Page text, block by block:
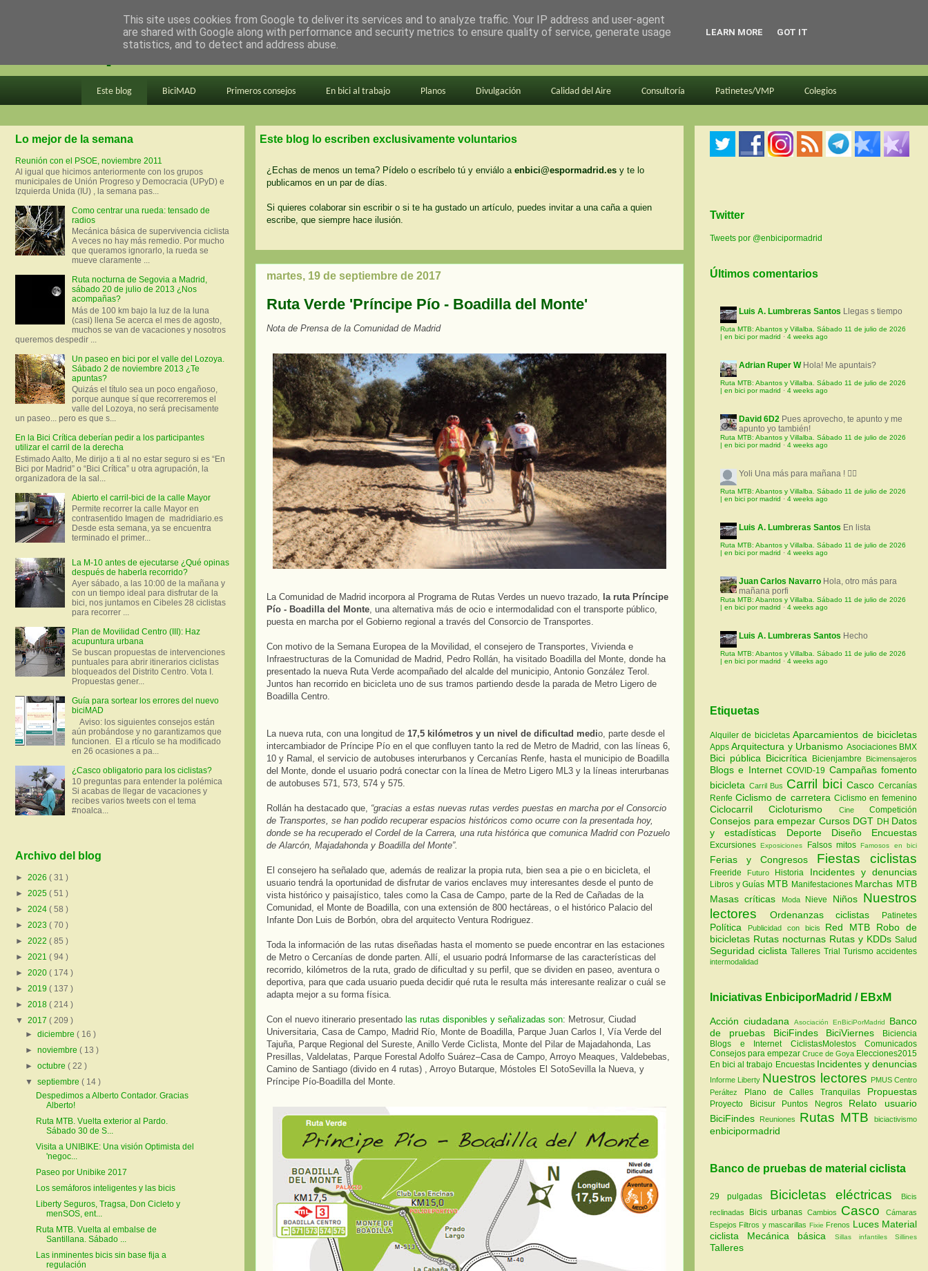
en bici por madrid
Este blog BiciMAD Primeros consejos En bici al trabajo Planos Divulgación Calidad del Aire Consultoría Patinetes/VMP Colegios
Este blog lo escriben exclusivamente voluntarios
¿Echas de menos un tema? Pídelo o escríbelo tú y enviálo a enbici@espormadrid.es y te lo
publicamos en un par de días.
Si quieres colaborar sin escribir o si te ha gustado un artículo, puedes invitar a una caña a quien
escribe, que siempre hace ilusión.
martes, 19 de septiembre de 2017
Ruta Verde 'Príncipe Pío - Boadilla del Monte'
Nota de Prensa de la Comunidad de Madrid
La Comunidad de Madrid incorpora al Programa de Rutas Verdes un nuevo trazado, la ruta Príncipe
Pío - Boadilla del Monte , una alternativa más de ocio e intermodalidad con el transporte público,
puesta en marcha por el Gobierno regional a través del Consorcio de Transportes.
Con motivo de la Semana Europea de la Movilidad, el consejero de Transportes, Vivienda e
Infraestructuras de la Comunidad de Madrid, Pedro Rollán, ha visitado Boadilla del Monte, donde ha
presentado la nueva Ruta Verde acompañado del alcalde del municipio, Antonio González Terol.
Juntos han recorrido en bicicleta uno de sus tramos partiendo desde la parada de Metro Ligero de
Boadilla Centro.
La nueva ruta, con una longitud de 17,5 kilómetros y un nivel de dificultad medio, parte desde el
intercambiador de Príncipe Pío en el que confluyen tanto la red de Metro de Madrid, con las líneas 6,
10 y Ramal, el servicio de autobuses interurbanos y Cercanías Renfe, hasta el municipio de Boadilla
del Monte, donde el usuario podrá conectar con la línea de Metro Ligero ML3 y la líneas interurbanas
de autobuses 571, 573, 574 y 575.
Rollán ha destacado que, “gracias a estas nuevas rutas verdes puestas en marcha por el Consorcio
de Transportes, se han podido recuperar espacios históricos como ocurre con la presentada hoy,
donde se ha recuperado el Cordel de la Carrera, una ruta histórica que comunica Madrid con Pozuelo
de Alarcón, Majadahonda y Boadilla del Monte”.
El consejero ha señalado que, además de realizar la propia ruta, bien sea a pie o en bicicleta, el
usuario tendrá la oportunidad de disfrutar de varios enclaves muy interesantes desde el punto de
vista histórico y paisajístico, tales como la Casa de Campo, parte de la Red de Cañadas de la
Comunidad, el Monte de Boadilla, con una extensión de 800 hectáreas, o el histórico Palacio del
Infante Don Luis de Borbón, obra del arquitecto Ventura Rodriguez.
Toda la información de las rutas diseñadas hasta el momento se puede encontrar en las estaciones
de Metro o Cercanías de donde parten. Allí, el usuario podrá Informarse de las características del
recorrido, kilómetros de la ruta, grado de dificultad y su perfil, que se dividen en paseo, aventura o
deportiva, para que cada usuario pueda decidir qué ruta le resulta más interesante realizar o cuál se
adapta mejor a su forma física.
Con el nuevo itinerario presentado las rutas disponibles y señalizadas son: Metrosur, Ciudad
Universitaria, Casa de Campo, Madrid Río, Monte de Boadilla, Parque Juan Carlos I, Vía Verde del
Tajuña, Parque Regional del Sureste, Anillo Verde Ciclista, Monte del Pilar de Majadahonda, Las
Presillas, Valdelatas, Parque Forestal Adolfo Suárez–Casa de Campo, Arroyo Meaques, Valdebebas,
Camino de Santiago (divido en 4 rutas) , Arroyo Butarque, Móstoles El SotoSevilla la Nueva, y
Príncipe Pío-Boadilla del Monte.
Lo mejor de la semana
Reunión con el PSOE, noviembre 2011
Al igual que hicimos anteriormente con los grupos
municipales de Unión Progreso y Democracia (UPyD) e
Izquierda Unida (IU) , la semana pas...
Como centrar una rueda: tensado de
radios
Mecánica básica de supervivencia ciclista
A veces no hay más remedio. Por mucho
que queramos ignorarlo, la rueda se
mueve claramente ...
Ruta nocturna de Segovia a Madrid,
sábado 20 de julio de 2013 ¿Nos
acompañas?
Más de 100 km bajo la luz de la luna
(casi) llena Se acerca el mes de agosto,
muchos se van de vacaciones y nosotros
queremos despedir ...
Un paseo en bici por el valle del Lozoya.
Sábado 2 de noviembre 2013 ¿Te
apuntas?
Quizás el título sea un poco engañoso,
porque aunque sí que recorreremos el
valle del Lozoya, no será precisamente
un paseo... pero es que s...
En la Bici Crítica deberían pedir a los participantes
utilizar el carril de la derecha
Estimado Aalto, Me dirijo a ti al no estar seguro si es “En
Bici por Madrid” o “Bici Crítica” u otra agrupación, la
organizadora de la sal...
Abierto el carril-bici de la calle Mayor
Permite recorrer la calle Mayor en
contrasentido Imagen de madridiario.es
Desde esta semana, ya se encuentra
terminado el primer...
La M-10 antes de ejecutarse ¿Qué opinas
después de haberla recorrido?
Ayer sábado, a las 10:00 de la mañana y
con un tiempo ideal para disfrutar de la
bici, nos juntamos en Cibeles 28 ciclistas
para recorrer ...
Plan de Movilidad Centro (III): Haz
acupuntura urbana
Se buscan propuestas de intervenciones
puntuales para abrir itinerarios ciclistas
bloqueados del Distrito Centro. Vota I.
Propuestas gener...
Guía para sortear los errores del nuevo
biciMAD
Aviso: los siguientes consejos están
aún probándose y no garantizamos que
funcionen. El a rtículo se ha modificado
en 26 ocasiones a pa...
¿Casco obligatorio para los ciclistas?
10 preguntas para entender la polémica
Si acabas de llegar de vacaciones y
recibes varios tweets con el tema
#noalca...
Archivo del blog
► 2026 ( 31 )
► 2025 ( 51 )
► 2024 ( 58 )
► 2023 ( 70 )
► 2022 ( 85 )
► 2021 ( 94 )
► 2020 ( 174 )
► 2019 ( 137 )
► 2018 ( 214 )
▼ 2017 ( 209 )
►diciembre( 16 )
►noviembre( 13 )
►octubre( 22 )
▼septiembre( 14 )
Despedimos a Alberto Contador. Gracias
Alberto!
Ruta MTB. Vuelta exterior al Pardo.
Sábado 30 de S...
Visita a UNIBIKE: Una visión Optimista del
'negoc...
Paseo por Unibike 2017
Los semáforos inteligentes y las bicis
Liberty Seguros, Tragsa, Don Cicleto y
menSOS, ent...
Ruta MTB. Vuelta al embalse de
Santillana. Sábado ...
Las inminentes bicis sin base fija a
regulación
Twitter
Tweets por @enbicipormadrid
Últimos comentarios
Luis A. Lumbreras Santos Llegas s tiempo
Ruta MTB: Abantos y Villalba. Sábado 11 de julio de 2026
| en bici por madrid · 4 weeks ago
Adrian Ruper W Hola! Me apuntais?
Ruta MTB: Abantos y Villalba. Sábado 11 de julio de 2026
| en bici por madrid · 4 weeks ago
David 6D2 Pues aprovecho, te apunto y me
apunto yo también!
Ruta MTB: Abantos y Villalba. Sábado 11 de julio de 2026
| en bici por madrid · 4 weeks ago
Yoli Una más para mañana ! 🚵‍♀️
Ruta MTB: Abantos y Villalba. Sábado 11 de julio de 2026
| en bici por madrid · 4 weeks ago
Luis A. Lumbreras Santos En lista
Ruta MTB: Abantos y Villalba. Sábado 11 de julio de 2026
| en bici por madrid · 4 weeks ago
Juan Carlos Navarro Hola, otro más para
mañana porfi
Ruta MTB: Abantos y Villalba. Sábado 11 de julio de 2026
| en bici por madrid · 4 weeks ago
Luis A. Lumbreras Santos Hecho
Ruta MTB: Abantos y Villalba. Sábado 11 de julio de 2026
| en bici por madrid · 4 weeks ago
Etiquetas
Alquiler de bicicletasAparcamientos de bicicletas
AppsArquitectura y Urbanismo Asociaciones BMX
Bici pública Bicicrítica Bicienjambre Bicimensajeros
Blogs e InternetCOVID-19 Campañas fomento
bicicleta Carril Bus Carril biciCascoCercanías
RenfeCiclismo de carretera Ciclismo en femenino
CiclocarrilCicloturismo CineCompetición
Consejos para empezar Cursos DGT DH Datos
y estadísticas Deporte Diseño Encuestas
ExcursionesExposiciones Falsos mitosFamosos en bici
Ferias y Congresos Fiestas ciclistas
Freeride Futuro Historia Incidentes y denuncias
Libros y Guías MTB Manifestaciones Marchas MTB
Masas críticas
Moda Nieve Niños Nuestros
lectores
Ordenanzas ciclistas Patinetes
Política Publicidad con bicis Red MTB Robo de
bicicletas Rutas nocturnas Rutas y KDDs Salud
Seguridad ciclistaTalleres Trial Turismoaccidentes
intermodalidad
Iniciativas EnbiciporMadrid / EBxM
Acción ciudadana Asociación EnBiciPorMadrid
Banco
de pruebas
BiciFindes BiciViernes
Biciencia
Blogs e Internet
CiclistasMolestos
Comunicados
Consejos para empezar Cruce de Goya Elecciones2015
En bici al trabajo Encuestas Incidentes y denuncias
Informe Liberty Nuestros lectores
PMUS Centro
Peráltez
Plano de Calles Tranquilas Propuestas
Proyecto Bicisur Puntos Negros
Relato usuario
BiciFindes
Reuniones Rutas MTB biciactivismo
enbicipormadrid
Banco de pruebas de material ciclista
29 pulgadas Bicicletas eléctricas
Bicis
reclinadas
Bicis urbanas Cambios Casco
Cámaras
Espejos Filtros y mascarillas Fixie Frenos Luces Material
ciclista
Mecánica básica Sillas infantiles Sillines
Talleres
This site uses cookies from Google to deliver its services and to analyze traffic. Your IP address and user-agent
are shared with Google along with performance and security metrics to ensure quality of service, generate usage
statistics, and to detect and address abuse.
LEARN MORE GOT IT